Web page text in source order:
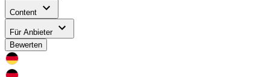
Content
Für Anbieter
Bewerten